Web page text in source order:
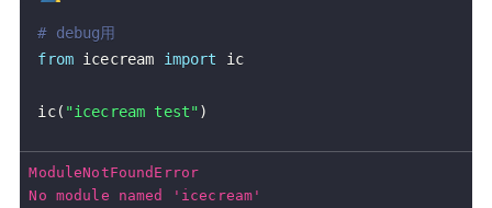
# debug用
from icecream import ic
ic( "icecream test")
ModuleNotFoundError
No module named 'icecream'